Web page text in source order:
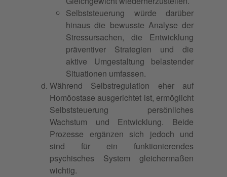
Selbststeuerung würde darüber
hinaus die bewusste Analyse der
Stressursachen, die Entwicklung
präventiver Strategien und die
aktive Umgestaltung belastender
Situationen umfassen.
Während Selbstregulation eher auf
Homöostase ausgerichtet ist, ermöglicht
Selbststeuerung persönliches
Wachstum und Entwicklung. Beide
Prozesse ergänzen sich jedoch und
sind für ein funktionierendes
psychisches System gleichermaßen
wichtig.